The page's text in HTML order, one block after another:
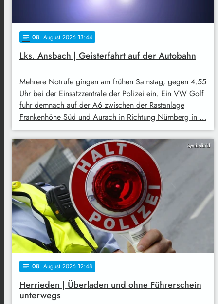
notes 08. August 2026 13:44
Lks. Ansbach | Geisterfahrt auf der Autobahn
Mehrere Notrufe gingen am frühen Samstag, gegen 4.55
Uhr bei der Einsatzzentrale der Polizei ein. Ein VW Golf
fuhr demnach auf der A6 zwischen der Rastanlage
Frankenhöhe Süd und Aurach in Richtung Nürnberg in …
Symbolbild
notes 08. August 2026 12:48
Herrieden | Überladen und ohne Führerschein
unterwegs